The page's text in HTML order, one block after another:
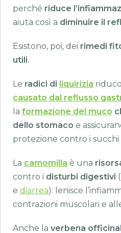
perché riduce
aiuta così a diminuire il
Esistono, poi, dei rimedi
utili.
Le radici di liquirizia
causato dal reflusso
la formazione del muco
dello stomaco e
protezione contro i succhi
La camomilla è una
contro i disturbi digestivi
e diarrea): lenisce
contrazioni muscolari e
Anche la verbena